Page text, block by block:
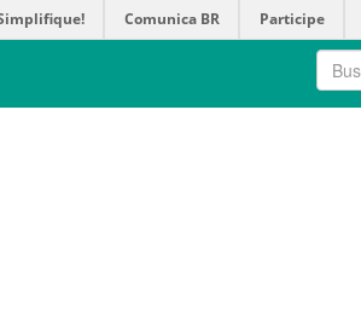
Comunica BR Participe